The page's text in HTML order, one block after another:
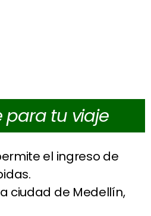
para tu viaje
el ingreso de
ciudad de Medellín,